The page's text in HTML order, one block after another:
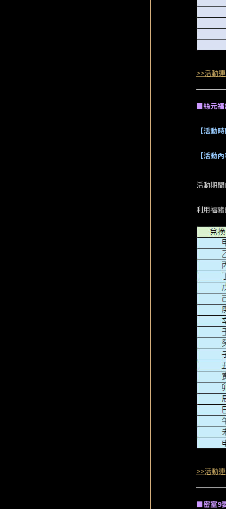
>>活動
■絲元福
【活動
【活動
活動期
利用福
>>活動
■密室9